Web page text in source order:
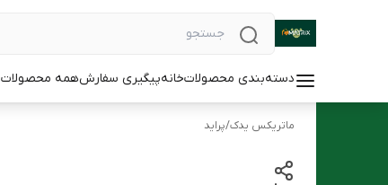
دسته‌بندی محصولاتخانهپیگیری سفارشهمه محصولات
ماتریکس یدک/پراید